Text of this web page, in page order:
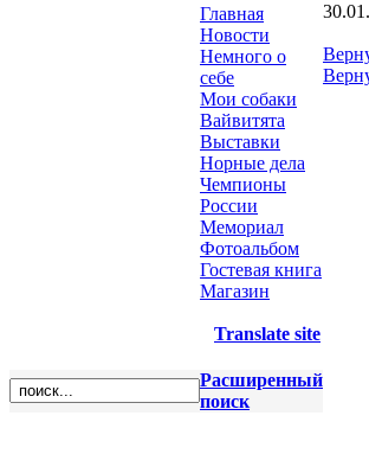
Главная
Новости
Немного о
себе
Мои собаки
Вайвитята
Выставки
Норные дела
Чемпионы
России
Мемориал
Фотоальбом
Гостевая книга
Магазин
Translate site
Расширенный
поиск